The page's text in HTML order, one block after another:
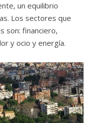
un equilibrio
Los sectores que
son: financiero,
y ocio y energía.